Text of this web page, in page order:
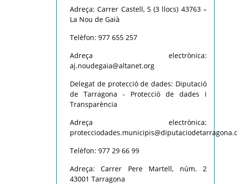
Adreça: Carrer Castell, 5 (3 llocs) 43763 –
La Nou de Gaià
Telèfon: 977 655 257
Adreça electrònica:
aj.noudegaia@altanet.org
Delegat de protecció de dades: Diputació
de Tarragona - Protecció de dades i
Transparència
Adreça electrònica:
Telèfon: 977 29 66 99
Adreça: Carrer Pere Martell, núm. 2
43001 Tarragona